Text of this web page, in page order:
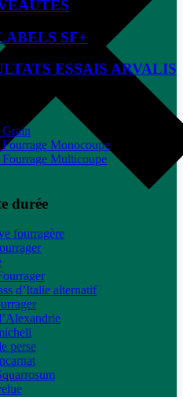
SF+
ESSAIS ARVALIS
Grain
Fourrage Monocoupe
Fourrage Multicoupe
durée
fourragère
d’Italie alternatif
perse